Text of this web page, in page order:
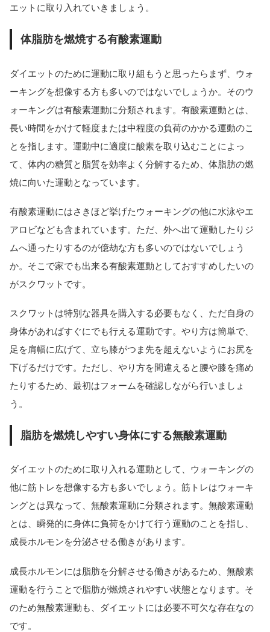
エットに取り入れていきましょう。
体脂肪を燃焼する有酸素運動
ダイエットのために運動に取り組もうと思ったらまず、ウォ
ーキングを想像する方も多いのではないでしょうか。そのウ
ォーキングは有酸素運動に分類されます。有酸素運動とは、
長い時間をかけて軽度または中程度の負荷のかかる運動のこ
とを指します。運動中に適度に酸素を取り込むことによっ
て、体内の糖質と脂質を効率よく分解するため、体脂肪の燃
焼に向いた運動となっています。
有酸素運動にはさきほど挙げたウォーキングの他に水泳やエ
アロビなども含まれています。ただ、外へ出て運動したりジ
ムへ通ったりするのが億劫な方も多いのではないでしょう
か。そこで家でも出来る有酸素運動としておすすめしたいの
がスクワットです。
スクワットは特別な器具を購入する必要もなく、ただ自身の
身体があればすぐにでも行える運動です。やり方は簡単で、
足を肩幅に広げて、立ち膝がつま先を超えないようにお尻を
下げるだけです。ただし、やり方を間違えると腰や膝を痛め
たりするため、最初はフォームを確認しながら行いましょ
う。
脂肪を燃焼しやすい身体にする無酸素運動
ダイエットのために取り入れる運動として、ウォーキングの
他に筋トレを想像する方も多いでしょう。筋トレはウォーキ
ングとは異なって、無酸素運動に分類されます。無酸素運動
とは、瞬発的に身体に負荷をかけて行う運動のことを指し、
成長ホルモンを分泌させる働きがあります。
成長ホルモンには脂肪を分解させる働きがあるため、無酸素
運動を行うことで脂肪が燃焼されやすい状態となります。そ
のため無酸素運動も、ダイエットには必要不可欠な存在なの
です。